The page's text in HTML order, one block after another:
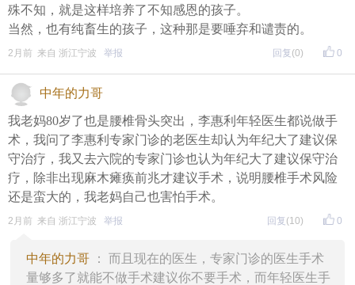
殊不知，就是这样培养了不知感恩的孩子。
当然，也有纯畜生的孩子，这种那是要唾弃和谴责的。
0
2月前 来自 浙江宁波 举报 回复 (0)
中年的力哥
我老妈80岁了也是腰椎骨头突出，李惠利年轻医生都说做手
术，我问了李惠利专家门诊的老医生却认为年纪大了建议保
守治疗，我又去六院的专家门诊也认为年纪大了建议保守治
疗，除非出现麻木瘫痪前兆才建议手术，说明腰椎手术风险
还是蛮大的，我老妈自己也害怕手术。
0
2月前 来自 浙江宁波 举报 回复 (10)
中年的力哥 ： 而且现在的医生，专家门诊的医生手术
量够多了就能不做手术建议你不要手术，而年轻医生手